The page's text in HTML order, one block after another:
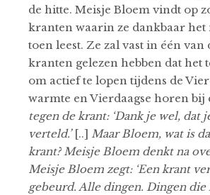
de hitte. Meisje Bloem vindt op
kranten waarin ze dankbaar het
toen leest. Ze zal vast in één van
kranten gelezen hebben dat het
om actief te lopen tijdens de
warmte en Vierdaagse horen bij
tegen de krant: ‘Dank je wel, dat
verteld.’[..] Maar Bloem, wat is
krant? Meisje Bloem denkt na
Meisje Bloem zegt: ‘Een krant
gebeurd. Alle dingen. Dingen die